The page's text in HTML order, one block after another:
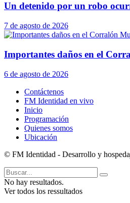
Un detenido por un robo
7 de agosto de 2026
Importantes daños en el
6 de agosto de 2026
Contáctenos
FM Identidad en vivo
Inicio
Programación
Quienes somos
Ubicación
© FM Identidad - Desarrollo y
No hay resultados.
Ver todos los ressultados